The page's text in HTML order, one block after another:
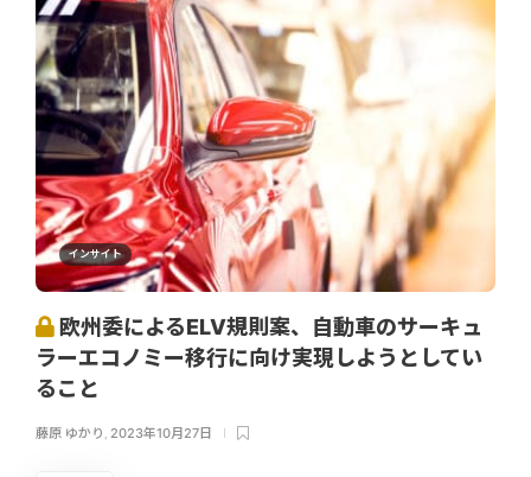
インサイト
欧州委によるELV規則案、自動車のサーキュ
ラーエコノミー移行に向け実現しようとしてい
ること
藤原 ゆかり , 2023年10月27日